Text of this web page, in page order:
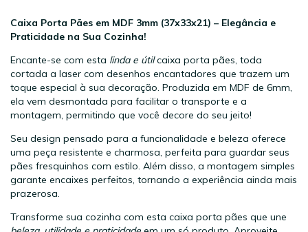
Caixa Porta Pães em MDF 3mm (37x33x21) – Elegância e
Praticidade na Sua Cozinha!
Encante-se com esta linda e útilcaixa porta pães, toda
cortada a laser com desenhos encantadores que trazem um
toque especial à sua decoração. Produzida em MDF de 6mm,
ela vem desmontada para facilitar o transporte e a
montagem, permitindo que você decore do seu jeito!
Seu design pensado para a funcionalidade e beleza oferece
uma peça resistente e charmosa, perfeita para guardar seus
pães fresquinhos com estilo. Além disso, a montagem simples
garante encaixes perfeitos, tornando a experiência ainda mais
prazerosa.
Transforme sua cozinha com esta caixa porta pães que une